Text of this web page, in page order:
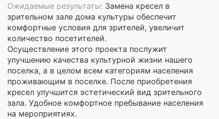
Ожидаемые результаты: Замена кресел в
зрительном зале дома культуры обеспечит
комфортные условия для зрителей, увеличит
количество посетителей.
Осуществление этого проекта послужит
улучшению качества культурной жизни нашего
поселка, а в целом всем категориям населения
проживающим в поселке. После приобретения
кресел улучшится эстетический вид зрительного
зала. Удобное комфортное пребывание населения
на мероприятиях.